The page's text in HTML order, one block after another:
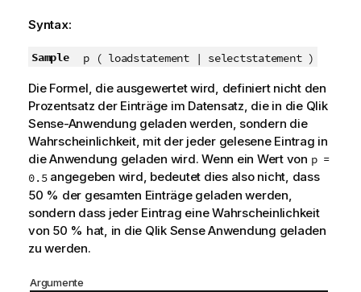
Syntax:
Sample p ( loadstatement | selectstatement )
Die Formel, die ausgewertet wird, definiert nicht den
Prozentsatz der Einträge im Datensatz, die in die Qlik
Sense-Anwendung geladen werden, sondern die
Wahrscheinlichkeit, mit der jeder gelesene Eintrag in
die Anwendung geladen wird. Wenn ein Wert von p =
0.5angegeben wird, bedeutet dies also nicht, dass
50 % der gesamten Einträge geladen werden,
sondern dass jeder Eintrag eine Wahrscheinlichkeit
von 50 % hat, in die Qlik SenseAnwendung geladen
zu werden.
Argumente